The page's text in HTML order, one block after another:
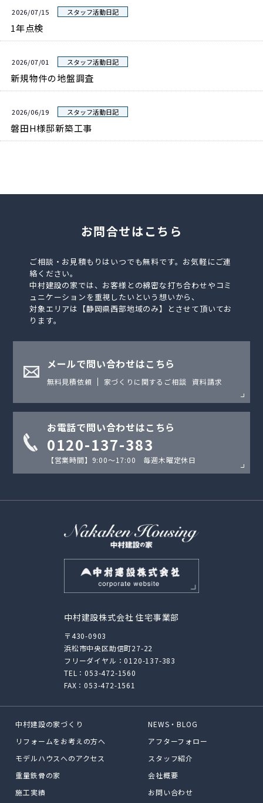
2026/07/15 スタッフ活動日記
1年点検
2026/07/01 スタッフ活動日記
新規物件の地盤調査
2026/06/19 スタッフ活動日記
磐田H様邸新築工事
お問合せはこちら
ご相談・お見積もりはいつでも無料です。お気軽にご連
絡ください。
中村建設の家では、お客様との綿密な打ち合わせやコミ
ュニケーションを重視したいという想いから、
対象エリアは【静岡県西部地域のみ】とさせて頂いてお
ります。
メールで問い合わせはこちら
無料見積依頼 家づくりに関するご相談 資料請求
お電話で問い合わせはこちら
0120-137-383
【営業時間】9:00〜17:00 毎週木曜定休日
中村建設株式会社 住宅事業部
〒430-0903
浜松市中央区助信町27-22
フリーダイヤル：0120-137-383
TEL：053-472-1560
FAX：053-472-1561
中村建設の家づくり
リフォームをお考えの方へ
モデルハウスへのアクセス
重量鉄骨の家
施工実績
NEWS・BLOG
アフターフォロー
スタッフ紹介
会社概要
お問い合わせ